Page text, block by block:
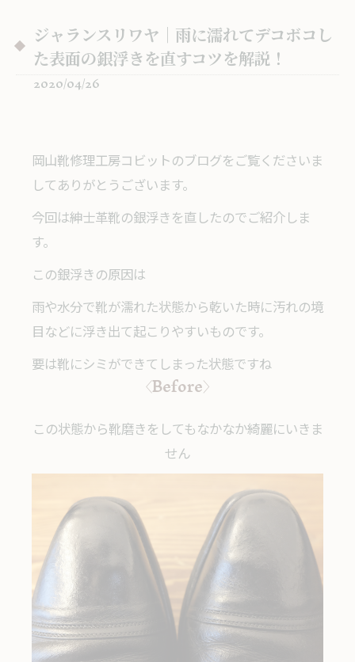
ジャランスリワヤ｜雨に濡れてデコボコし
た表面の銀浮きを直すコツを解説！
2020/04/26
岡山靴修理工房コビットのブログをご覧くださいま
してありがとうございます。
今回は紳士革靴の銀浮きを直したのでご紹介しま
す。
この銀浮きの原因は
雨や水分で靴が濡れた状態から乾いた時に汚れの境
目などに浮き出て起こりやすいものです。
要は靴にシミができてしまった状態ですね
〈Before〉
この状態から靴磨きをしてもなかなか綺麗にいきま
せん